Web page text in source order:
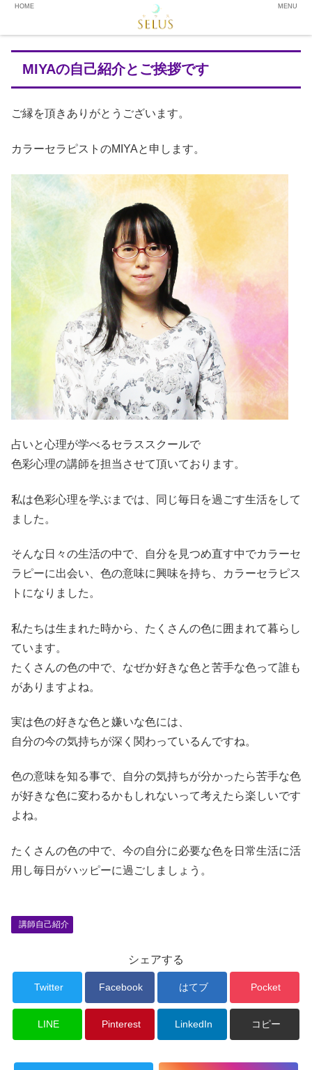
MIYAの自己紹介とご挨拶です
ご縁を頂きありがとうございます。
カラーセラピストのMIYAと申します。
占いと心理が学べるセラススクールで
色彩心理の講師を担当させて頂いております。
私は色彩心理を学ぶまでは、同じ毎日を過ごす生活をして
ました。
そんな日々の生活の中で、自分を見つめ直す中でカラーセ
ラピーに出会い、色の意味に興味を持ち、カラーセラピス
トになりました。
私たちは生まれた時から、たくさんの色に囲まれて暮らし
ています。
たくさんの色の中で、なぜか好きな色と苦手な色って誰も
がありますよね。
実は色の好きな色と嫌いな色には、
自分の今の気持ちが深く関わっているんですね。
色の意味を知る事で、自分の気持ちが分かったら苦手な色
が好きな色に変わるかもしれないって考えたら楽しいです
よね。
たくさんの色の中で、今の自分に必要な色を日常生活に活
用し毎日がハッピーに過ごしましょう。
講師自己紹介
シェアする
Twitter Facebook はてブ Pocket
LINE Pinterest LinkedIn コピー
HOME MENU